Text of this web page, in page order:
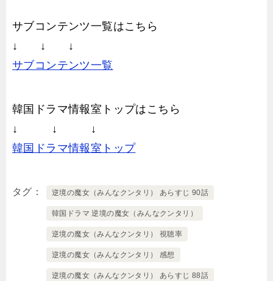
サブコンテンツ一覧はこちら
↓ ↓ ↓
サブコンテンツ一覧
韓国ドラマ情報室トップはこちら
↓ ↓ ↓
韓国ドラマ情報室トップ
タグ 逆境の魔女（みんなクンタリ） あらすじ 90話
韓国ドラマ 逆境の魔女（みんなクンタリ）
逆境の魔女（みんなクンタリ） 視聴率
逆境の魔女（みんなクンタリ） 感想
逆境の魔女（みんなクンタリ） あらすじ 88話